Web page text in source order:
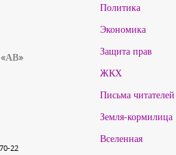
22
Политика
Экономика
Защита прав
ЖКХ
Письма читателей
Земля-кормилица
Вселенная